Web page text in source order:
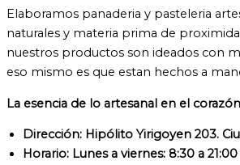
Elaboramos panaderia y pasteleria
naturales y materia prima de
nuestros productos son ideados con
eso mismo es que estan hechos a
La esencia de lo artesanal en el
Dirección: Hipólito Yirigoyen 203.
Horario: Lunes a viernes: 8:30 a